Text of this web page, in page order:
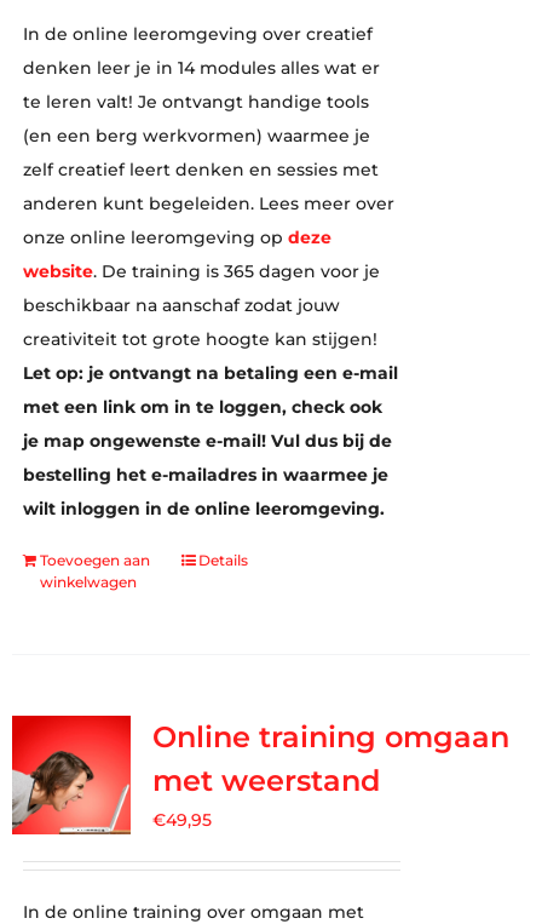
In de online leeromgeving over creatief
denken leer je in 14 modules alles wat er
te leren valt! Je ontvangt handige tools
(en een berg werkvormen) waarmee je
zelf creatief leert denken en sessies met
anderen kunt begeleiden. Lees meer over
onze online leeromgeving op deze
website. De training is 365 dagen voor je
beschikbaar na aanschaf zodat jouw
creativiteit tot grote hoogte kan stijgen!
Let op: je ontvangt na betaling een e-mail
met een link om in te loggen, check ook
je map ongewenste e-mail! Vul dus bij de
bestelling het e-mailadres in waarmee je
wilt inloggen in de online leeromgeving.
Toevoegen aan
winkelwagen
Details
Online training omgaan
met weerstand
€49,95
In de online training over omgaan met